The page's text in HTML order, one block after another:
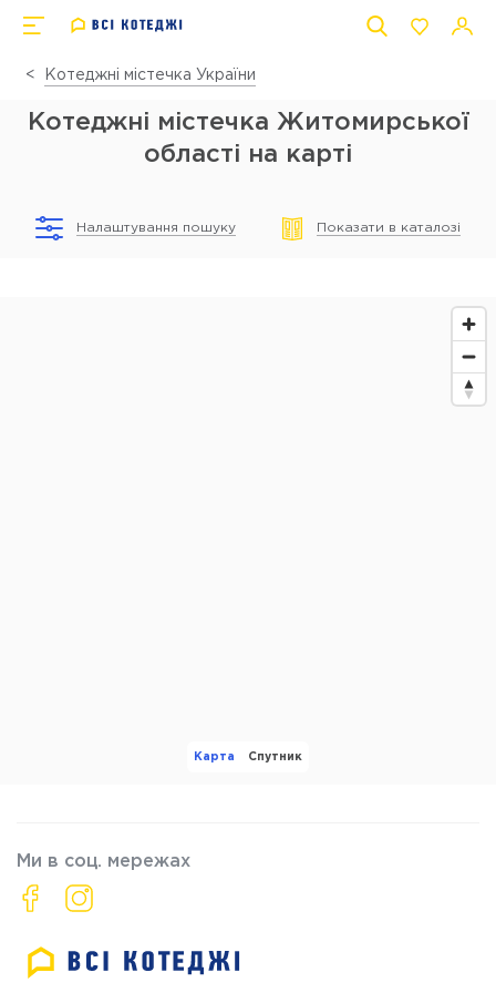
Котеджні містечка України
Котеджні містечка Житомирської
області на карті
Налаштування пошуку Показати в каталозі
Карта Спутник
Ми в соц. мережах